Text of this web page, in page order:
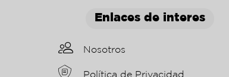
Enlaces de interes
Nosotros
Política de Privacidad